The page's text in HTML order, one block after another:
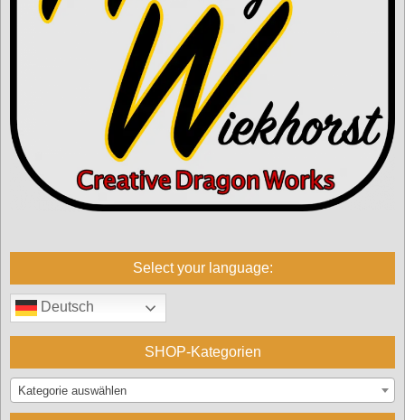
Select your language:
Deutsch
SHOP-Kategorien
Kategorie auswählen